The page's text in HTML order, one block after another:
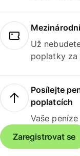
Už
poplatky za
Posílejte
poplatcích
Vaše
Zaregistrovat se